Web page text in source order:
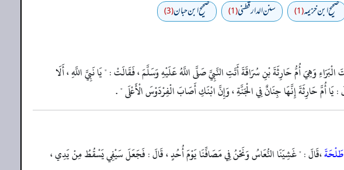
صحيح ابن خزيمه(1) سنن الدارقطني(1) صحیح ابن حبان(3)
الْبَرَاءِ وَهِيَ أُمُّ حَارِثَةَ بْنِ سُرَاقَةَ أَتَتِ النَّبِيَّ صَلَّى اللَّهُ عَلَيْهِ وَسَلَّمَ ، فَقَالَتْ : " يَا نَبِيَّ اللَّهِ ، أَلَا
أُمَّ حَارِثَةَ إِنَّهَا جِنَانٌ فِي الْجَنَّةِ ، وَإِنَّ ابْنَكِ أَصَابَ الْفِرْدَوْسَ الْأَعْلَى " .
طَلْحَةَ،قَالَ : " غَشِيَنَا النُّعَاسُ وَنَحْنُ فِي مَصَافِّنَا يَوْمَ أُحُدٍ ، قَالَ : فَجَعَلَ سَيْفِي يَسْقُطُ مِنْ يَدِي ،